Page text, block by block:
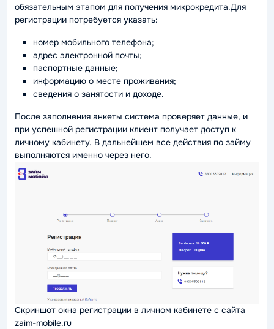
обязательным этапом для получения микрокредита.Для
регистрации потребуется указать:
номер мобильного телефона;
адрес электронной почты;
паспортные данные;
информацию о месте проживания;
сведения о занятости и доходе.
После заполнения анкеты система проверяет данные, и
при успешной регистрации клиент получает доступ к
личному кабинету. В дальнейшем все действия по займу
выполняются именно через него.
Скриншот окна регистрации в личном кабинете с сайта
zaim-mobile.ru